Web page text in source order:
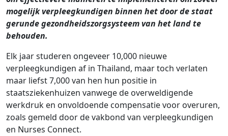
mogelijk verpleegkundigen binnen het door de staat
gerunde gezondheidszorgsysteem van het land te
behouden.
Elk jaar studeren ongeveer 10,000 nieuwe
verpleegkundigen af ​​in Thailand, maar toch verlaten
maar liefst 7,000 van hen hun positie in
staatsziekenhuizen vanwege de overweldigende
werkdruk en onvoldoende compensatie voor overuren,
zoals gemeld door de vakbond van verpleegkundigen
en Nurses Connect.